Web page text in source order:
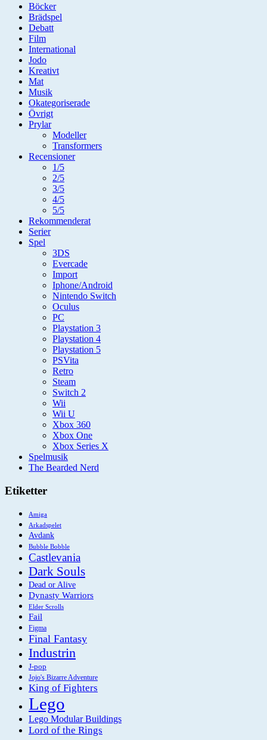
Böcker
Brädspel
Debatt
Film
International
Jodo
Kreativt
Mat
Musik
Okategoriserade
Övrigt
Prylar
Modeller
Transformers
Recensioner
1/5
2/5
3/5
4/5
5/5
Rekommenderat
Serier
Spel
3DS
Evercade
Import
Iphone/Android
Nintendo Switch
Oculus
PC
Playstation 3
Playstation 4
Playstation 5
PSVita
Retro
Steam
Switch 2
Wii
Wii U
Xbox 360
Xbox One
Xbox Series X
Spelmusik
The Bearded Nerd
Etiketter
Amiga
Arkadspelet
Avdank
Bubble Bobble
Castlevania
Dark Souls
Dead or Alive
Dynasty Warriors
Elder Scrolls
Fail
Figma
Final Fantasy
Industrin
J-pop
Jojo's Bizarre Adventure
King of Fighters
Lego
Lego Modular Buildings
Lord of the Rings